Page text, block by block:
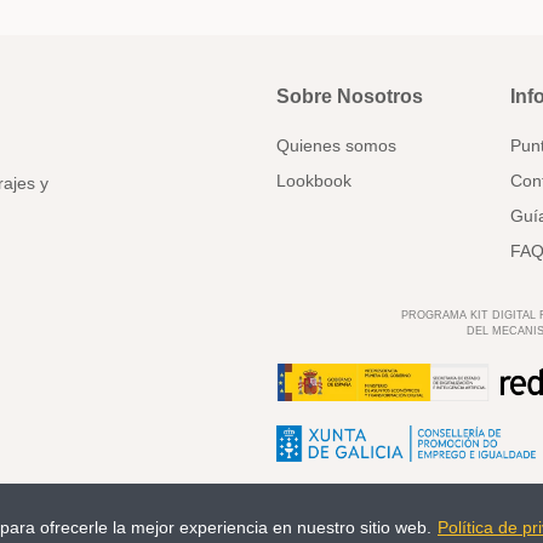
y
Sobre Nosotros
Quienes somos
Lookbook
PROGRAMA KIT DIGITAL
DEL
ofrecerle la mejor experiencia en nuestro sitio web. Política de